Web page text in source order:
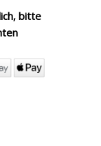
bitte